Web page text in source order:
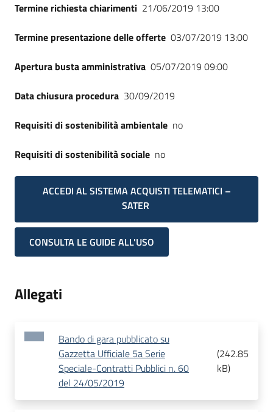
Termine richiesta chiarimenti 21/06/2019 13:00
Termine presentazione delle offerte 03/07/2019 13:00
Apertura busta amministrativa 05/07/2019 09:00
Data chiusura procedura 30/09/2019
Requisiti di sostenibilità ambientale no
Requisiti di sostenibilità sociale no
ACCEDI AL SISTEMA ACQUISTI TELEMATICI –
SATER
CONSULTA LE GUIDE ALL'USO
Allegati
Bando di gara pubblicato su
Gazzetta Ufficiale 5a Serie
Speciale-Contratti Pubblici n. 60
del 24/05/2019
(242.85
kB)